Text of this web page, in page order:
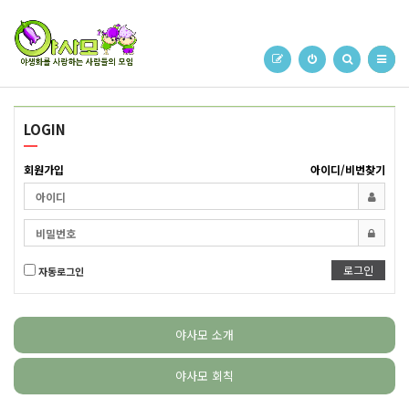
LOGIN
회원가입 아이디/비번찾기
자동로그인 로그인
야사모 소개
야사모 회칙